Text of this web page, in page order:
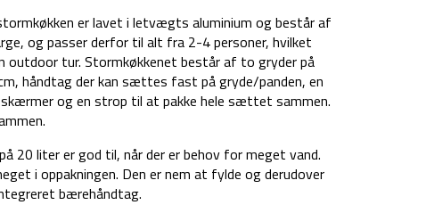
er lavet i letvægts aluminium og består af
og passer derfor til alt fra 2-4 personer, hvilket
tur. Stormkøkkenet består af to gryder på
håndtag der kan sættes fast på gryde/panden, en
og en strop til at pakke hele sættet sammen.
20 liter er god til, når der er behov for meget vand.
i oppakningen. Den er nem at fylde og derudover
bærehåndtag.